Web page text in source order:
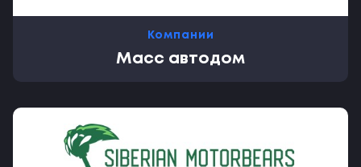
Компании
Масс автодом